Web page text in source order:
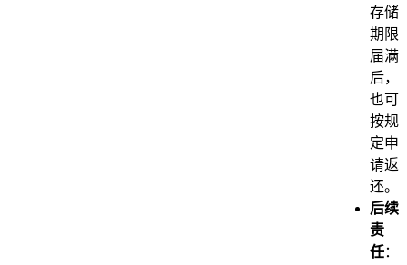
存储
期限
届满
后，
也可
按规
定申
请返
还。
后续
责
任：